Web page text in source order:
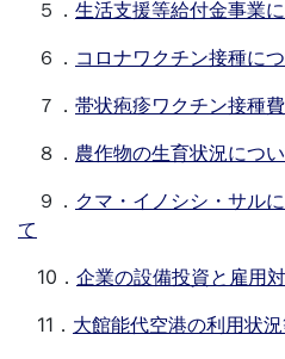
５． 生活支援等給付金事業
６． コロナワクチン接種に
７． 帯状疱疹ワクチン接種
８． 農作物の生育状況につ
９． クマ・イノシシ・サル
て
10． 企業の設備投資と雇用
11． 大館能代空港の利用状